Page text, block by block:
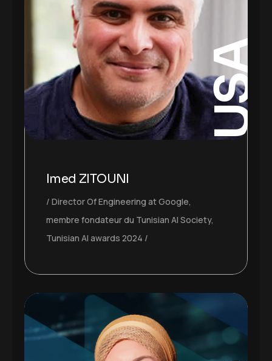
USA
Imed ZITOUNI
Director Of Engineering at Google,
membre fondateur du Tunisian AI Society,
Tunisian AI awards 2024